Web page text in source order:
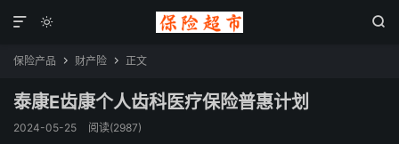
 

保险产品  财产险  正文
泰康E齿康个人齿科医疗保险普惠计划
2024-05-25 阅读(2987)